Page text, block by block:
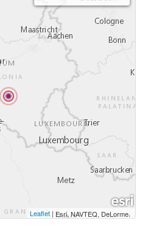
Leaflet | Esri, NAVTEQ, DeLorme,